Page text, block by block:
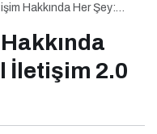
Hakkında Her Şey:
İletişim 2.0